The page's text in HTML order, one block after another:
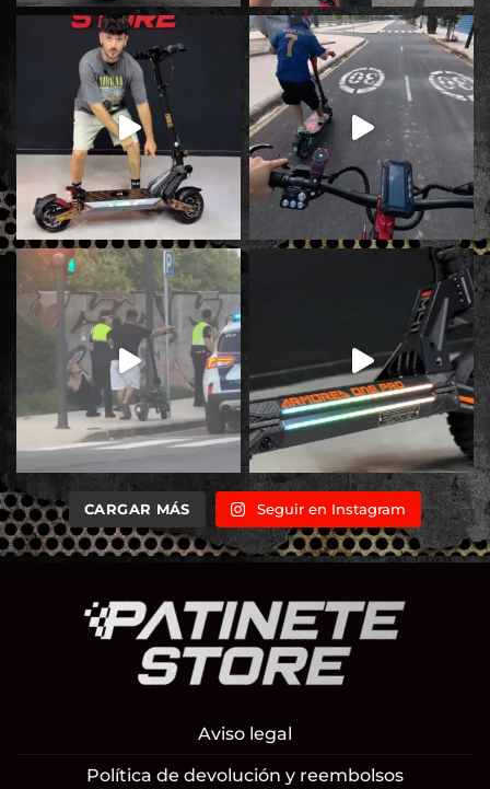
CARGAR MÁS Seguir en Instagram
Aviso legal
Política de devolución y reembolsos